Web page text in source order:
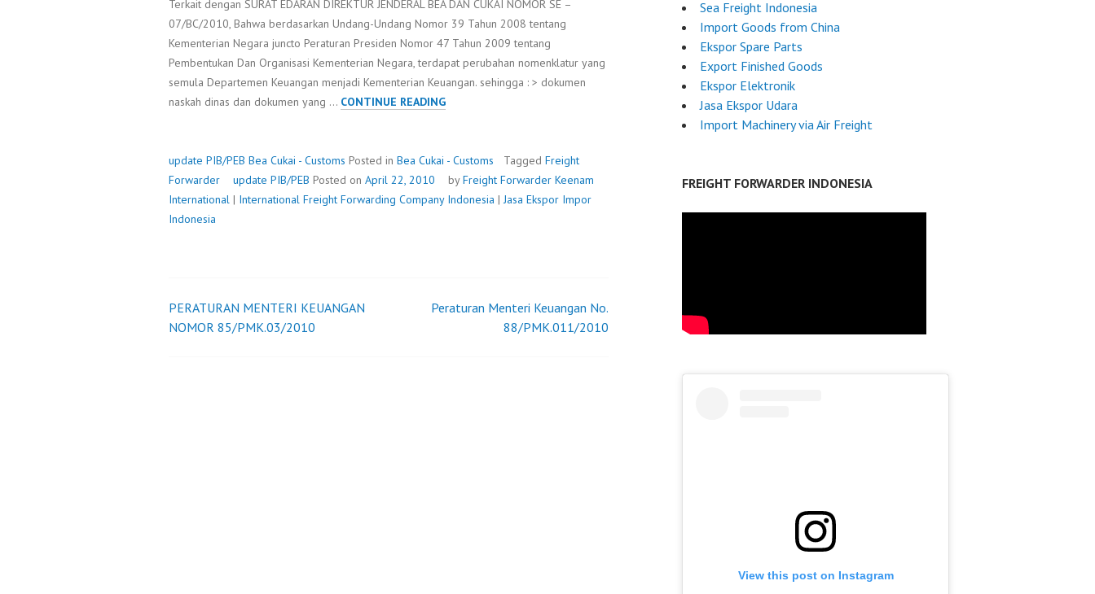
Terkait dengan SURAT EDARAN DIREKTUR JENDERAL BEA DAN CUKAI NOMOR SE –
07/BC/2010, Bahwa berdasarkan Undang-Undang Nomor 39 Tahun 2008 tentang
Kementerian Negara juncto Peraturan Presiden Nomor 47 Tahun 2009 tentang
Pembentukan Dan Organisasi Kementerian Negara, terdapat perubahan nomenklatur yang
semula Departemen Keuangan menjadi Kementerian Keuangan. sehingga : > dokumen
naskah dinas dan dokumen yang … CONTINUE READINGUPDATE
update PIB/PEB Bea Cukai - Customs Posted in Bea Cukai - Customs Tagged Freight
Forwarder
update PIB/PEB Posted on April 22, 2010 byFreight Forwarder Keenam
International | International Freight Forwarding Company Indonesia |Jasa Ekspor Impor
Indonesia
Post
PERATURAN MENTERI KEUANGAN
NOMOR 85/PMK.03/2010
Peraturan Menteri Keuangan No.
88/PMK.011/2010
Sea Freight Indonesia
Import Goods from China
Ekspor Spare Parts
Export Finished Goods
Ekspor Elektronik
Jasa Ekspor Udara
Import Machinery via Air Freight
FREIGHT FORWARDER INDONESIA
View this post on Instagram